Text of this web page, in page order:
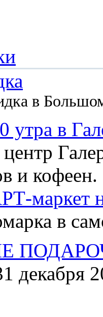
в
утра в
и кофеен.
маркет
в
декабря